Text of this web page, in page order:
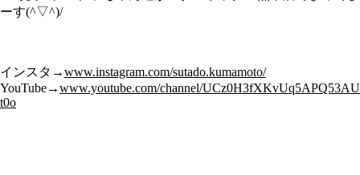
ーす(^▽^)/
インスタ→www.instagram.com/sutado.kumamoto/
YouTube→www.youtube.com/channel/UCz0H3fXKvUq5APQ53AU
t0o